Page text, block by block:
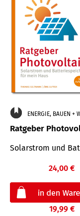
ENERGIE, BAUEN +
Ratgeber
Solarstrom und
24,00 €
19,99 €